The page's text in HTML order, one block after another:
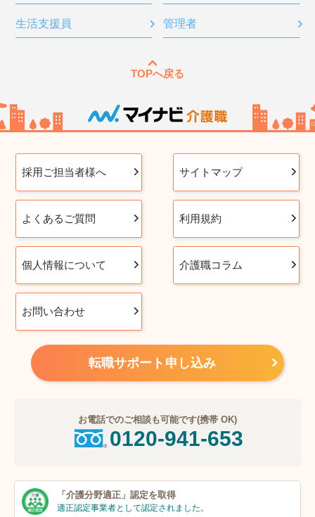
生活支援員 管理者
TOPへ戻る
採用ご担当者様へ サイトマップ
よくあるご質問 利用規約
個人情報について 介護職コラム
お問い合わせ
転職サポート申し込み
お電話でのご相談も可能です(携帯 OK)
0120-941-653
「介護分野適正」 認定を取得
適正認定事業者として認定されました。